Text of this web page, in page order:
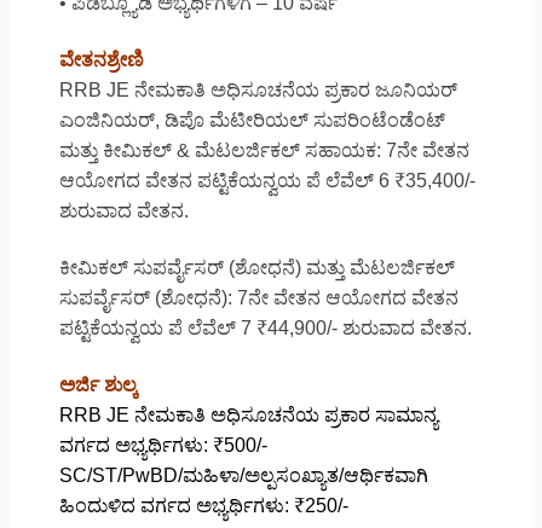
ವೇತನಶ್ರೇಣಿ
RRB JE ನೇಮಕಾತಿ ಅಧಿಸೂಚನೆಯ ಪ್ರಕಾರ ಜೂನಿಯರ್
ಎಂಜಿನಿಯರ್, ಡಿಪೊ ಮೆಟೀರಿಯಲ್ ಸುಪರಿಂಟೆಂಡೆಂಟ್
ಮತ್ತು ಕೀಮಿಕಲ್ & ಮೆಟಲರ್ಜಿಕಲ್ ಸಹಾಯಕ: 7ನೇ ವೇತನ
ಆಯೋಗದ ವೇತನ ಪಟ್ಟಿಕೆಯನ್ವಯ ಪೆ ಲೆವೆಲ್ 6 ₹35,400/-
ಶುರುವಾದ ವೇತನ.
ಕೀಮಿಕಲ್ ಸುಪರ್ವೈಸರ್ (ಶೋಧನೆ) ಮತ್ತು ಮೆಟಲರ್ಜಿಕಲ್
ಸುಪರ್ವೈಸರ್ (ಶೋಧನೆ): 7ನೇ ವೇತನ ಆಯೋಗದ ವೇತನ
ಪಟ್ಟಿಕೆಯನ್ವಯ ಪೆ ಲೆವೆಲ್ 7 ₹44,900/- ಶುರುವಾದ ವೇತನ.
ಅರ್ಜಿ ಶುಲ್ಕ
RRB JE ನೇಮಕಾತಿ ಅಧಿಸೂಚನೆಯ ಪ್ರಕಾರ ಸಾಮಾನ್ಯ
ವರ್ಗದ ಅಭ್ಯರ್ಥಿಗಳು: ₹500/-
SC/ST/PwBD/ಮಹಿಳಾ/ಅಲ್ಪಸಂಖ್ಯಾತ/ಆರ್ಥಿಕವಾಗಿ
ಹಿಂದುಳಿದ ವರ್ಗದ ಅಭ್ಯರ್ಥಿಗಳು: ₹250/-